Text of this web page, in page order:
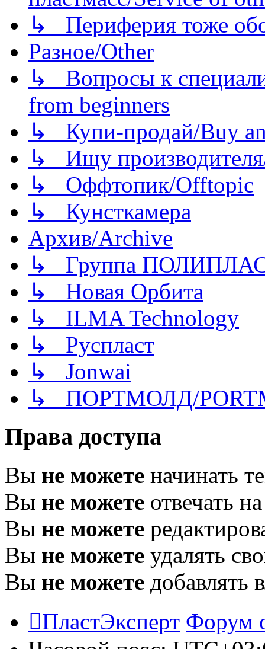
↳ Периферия тоже
Разное/Other
↳ Вопросы к
from beginners
↳ Купи-продай/Buy
↳ Ищу
↳ Оффтопик/Offtopic
↳ Кунсткамера
Архив/Archive
↳ Группа
↳ Новая Орбита
↳ ILMA Technology
↳ Руспласт
↳ Jonwai
↳ ПОРТМОЛД/
Права доступа
Вы не можете начинать
Вы не можете отвечать
Вы не можете
Вы не можете удалять
Вы не можете добавлять
ПластЭксперт Форум